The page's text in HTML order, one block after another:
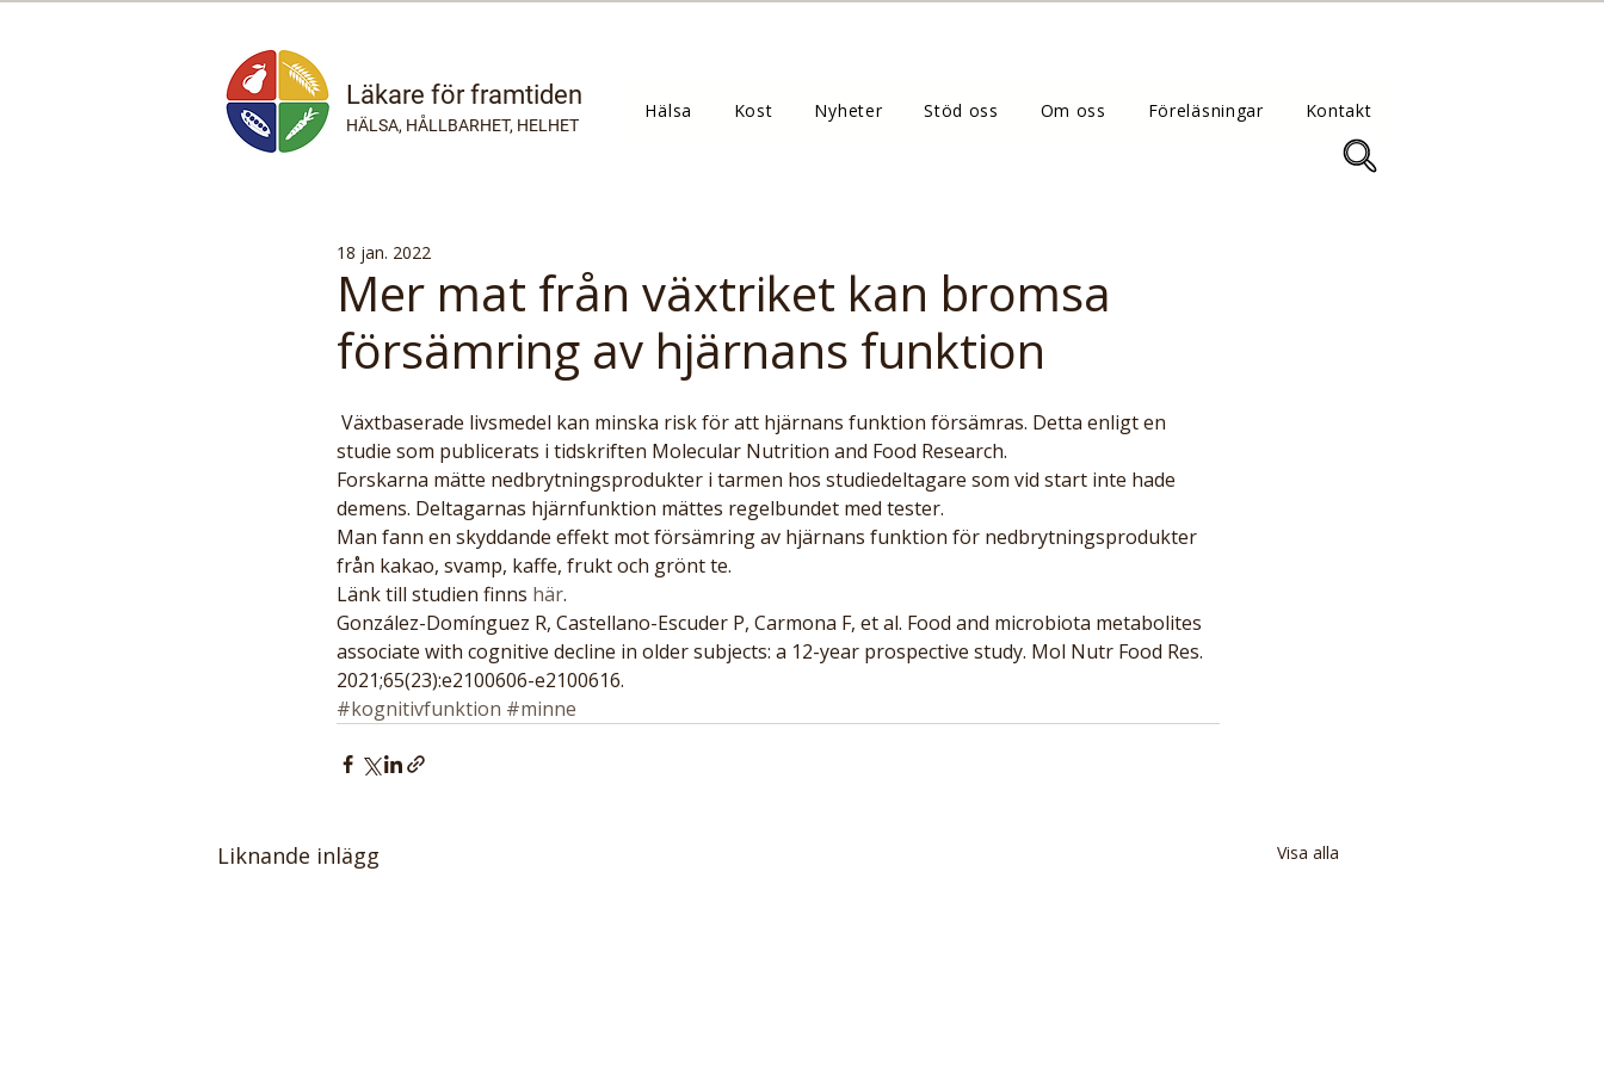
Läkare för framtiden
HÄLSA, HÅLLBARHET, HELHET
Hälsa Kost Nyheter Stöd oss Om oss Föreläsningar Kontakt
Mer mat från växtriket kan bromsa
försämring av hjärnans funktion
18 jan. 2022
studie som publicerats i tidskriften Molecular Nutrition and Food Research.
Forskarna mätte nedbrytningsprodukter i tarmen hos studiedeltagare som vid start inte hade
demens. Deltagarnas hjärnfunktion mättes regelbundet med tester.
Man fann en skyddande effekt mot försämring av hjärnans funktion för nedbrytningsprodukter
från kakao, svamp, kaffe, frukt och grönt te.
Länk till studien finns här.
González-Domínguez R, Castellano-Escuder P, Carmona F, et al. Food and microbiota metabolites
associate with cognitive decline in older subjects: a 12-year prospective study. Mol Nutr Food Res.
2021;65(23):e2100606-e2100616.
#kognitivfunktion #minne
Liknande inlägg Visa alla